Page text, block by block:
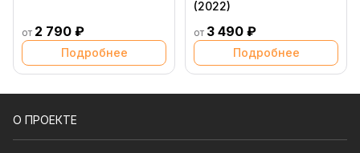
от 2 790 ₽
Подробнее
(2022)
от 3 490 ₽
Подробнее
О ПРОЕКТЕ